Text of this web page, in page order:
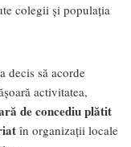
colegii și populația
decis să acorde
activitatea,
de concediu plătit
în organizații locale